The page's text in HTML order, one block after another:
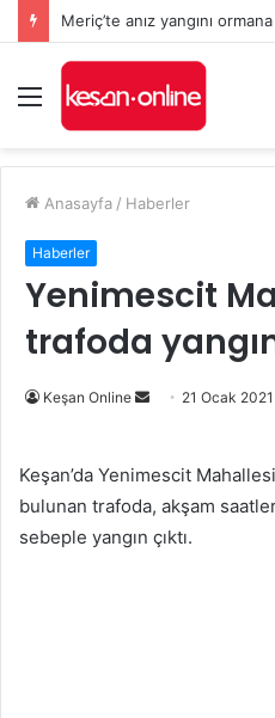
Menü
Anasayfa / Haberler
Haberler
Yenimescit
trafoda
Keşan Online
Bir
göndermek
21 Ocak 2021
Keşan’da Yenimescit
bulunan trafoda, akşam
sebeple yangın çıktı.